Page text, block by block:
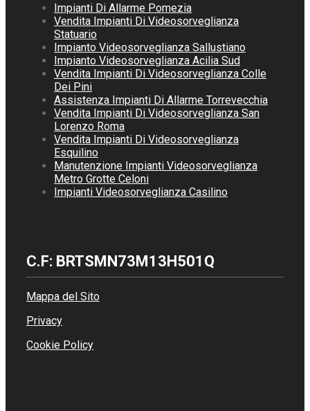
Impianti Di Allarme Pomezia
Vendita Impianti Di Videosorveglianza
Statuario
Impianto Videosorveglianza Sallustiano
Impianto Videosorveglianza Acilia Sud
Vendita Impianti Di Videosorveglianza Colle
Dei Pini
Assistenza Impianti Di Allarme Torrevecchia
Vendita Impianti Di Videosorveglianza San
Lorenzo Roma
Vendita Impianti Di Videosorveglianza
Esquilino
Manutenzione Impianti Videosorveglianza
Metro Grotte Celoni
Impianti Videosorveglianza Casilino
C.F: BRTSMN73M13H501Q
Mappa del Sito
Privacy
Cookie Policy